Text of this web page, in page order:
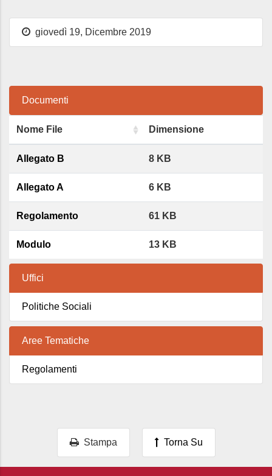
giovedì 19, Dicembre 2019
Documenti
Nome File Dimensione
Allegato B 8 KB
Allegato A 6 KB
Regolamento 61 KB
Modulo 13 KB
Uffici
Politiche Sociali
Aree Tematiche
Regolamenti
Stampa Torna Su